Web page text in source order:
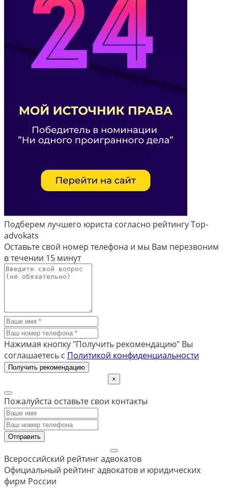
Подберем лучшего юриста согласно рейтингу Top-
advokats
Оставьте свой номер телефона и мы Вам перезвоним
в течении 15 минут
Нажимая кнопку "Получить рекомендацию" Вы
соглашаетесь с Политикой конфиденциальности
Получить рекомендацию
×
Пожалуйста оставьте свои контакты
Отправить
Всероссийский рейтинг адвокатов
Официальный рейтинг адвокатов и юридических
фирм России